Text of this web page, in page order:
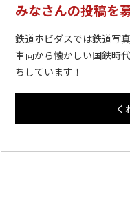
みなさんの投稿を
鉄道ホビダスでは鉄道写
車両から懐かしい国鉄時
ちしています！
く